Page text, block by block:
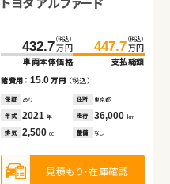
432.7 （税込）
万円
車両本体価格
447.7 （税込）
万円
支払総額
諸費用： 15.0万円 （税込）
保証 あり 住所 東京都
年式 2021年 走行 36,000 km
排気 2,500cc 整備 なし
見積もり・在庫確認
トヨタ ヴェルファイア
332.2万円
車両本体価格
諸費用：12.6万円 （税込）
保証 あり 住所 秋田県
排気 2,500cc 整備 法定整備付
21.6 （税込）
万円
車両本体価格
29.8 （税込）
万円
支払総額
諸費用： 8.2万円（税込）
保証 あり 住所 青森県
年式 2012年 走行 114,900km
排気 660cc 整備 法定整備付
見積もり・在庫確認